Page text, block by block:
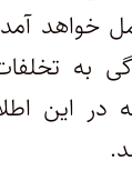
آمد و
به
در این